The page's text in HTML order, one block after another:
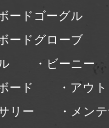
ードゴーグル
ードグローブ
・ビーニー
ード
・アウ
リー
・メン